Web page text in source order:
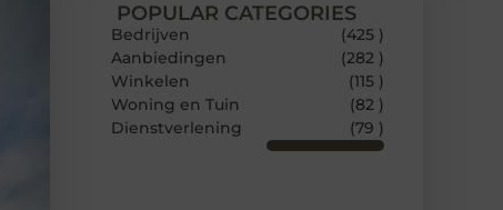
POPULAR CATEGORIES
Bedrijven
(425 )
Aanbiedingen
(282 )
Winkelen
(115 )
Woning en Tuin
(82 )
Dienstverlening
(79 )